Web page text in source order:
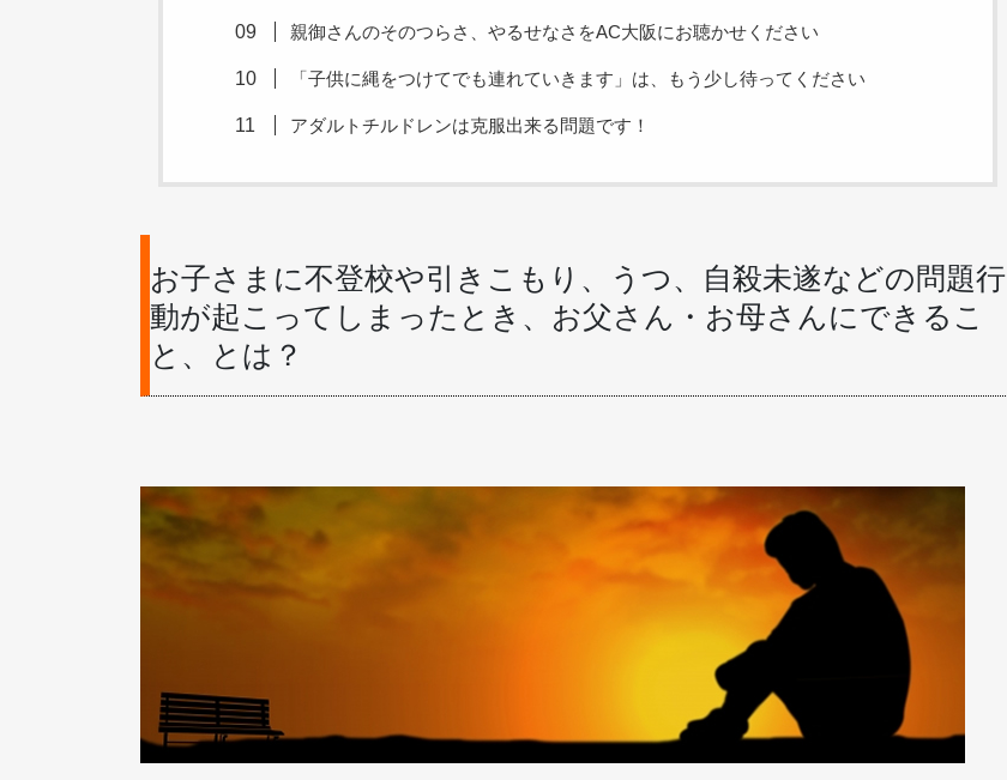
親御さんのそのつらさ、やるせなさをAC大阪にお聴かせください
「子供に縄をつけてでも連れていきます」は、もう少し待ってください
アダルトチルドレンは克服出来る問題です！
お子さまに不登校や引きこもり、うつ、自殺未遂などの問題行
動が起こってしまったとき、お父さん・お母さんにできるこ
と、とは？